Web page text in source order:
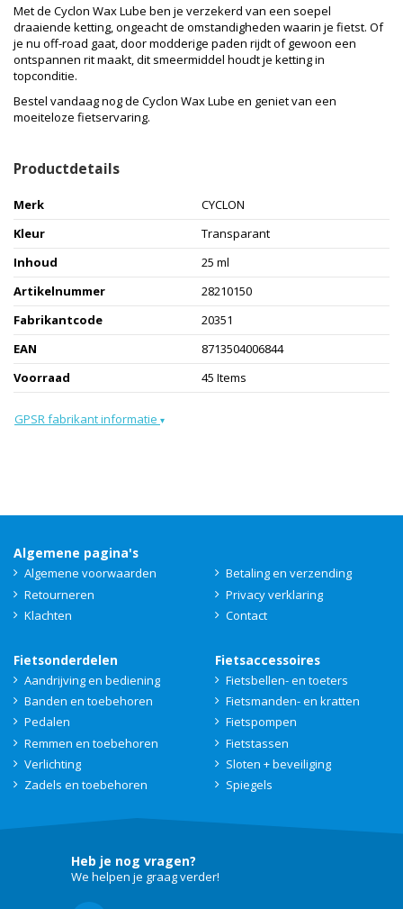
Met de Cyclon Wax Lube ben je verzekerd van een soepel
draaiende ketting, ongeacht de omstandigheden waarin je fietst. Of
je nu off-road gaat, door modderige paden rijdt of gewoon een
ontspannen rit maakt, dit smeermiddel houdt je ketting in
topconditie.
Bestel vandaag nog de Cyclon Wax Lube en geniet van een
moeiteloze fietservaring.
Productdetails
Merk
CYCLON
Kleur
Transparant
Inhoud
25 ml
Artikelnummer
28210150
Fabrikantcode
20351
EAN
8713504006844
Voorraad
45 Items
GPSR fabrikant informatie ▾
Algemene pagina's
Algemene voorwaarden
Betaling en verzending
Retourneren
Privacy verklaring
Klachten
Contact
Fietsonderdelen
Aandrijving en bediening
Banden en toebehoren
Pedalen
Remmen en toebehoren
Verlichting
Zadels en toebehoren
Fietsaccessoires
Fietsbellen- en toeters
Fietsmanden- en kratten
Fietspompen
Fietstassen
Sloten + beveiliging
Spiegels
Heb je nog vragen?
We helpen je graag verder!